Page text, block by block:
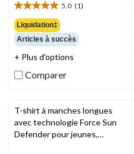
48,00 $
5.0 (1)
5.0
étoile(s)
sur
5.
1
Liquidation‡
Articles à succès
+ Plus d'options
Comparer
T-shirt à manches longues
avec technologie Force Sun
Defender pour jeunes,